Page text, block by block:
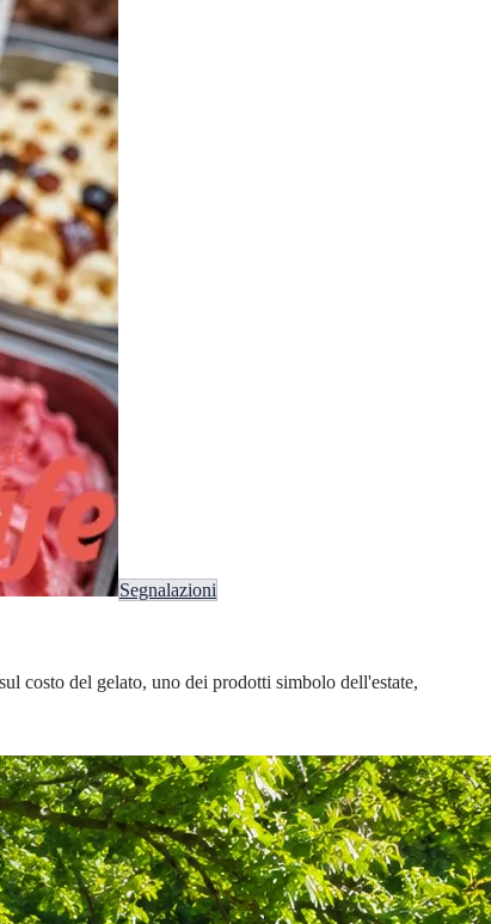
Segnalazioni
costo del gelato, uno dei prodotti simbolo dell'estate,